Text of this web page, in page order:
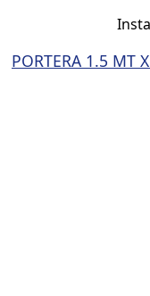
PORTERA 1.5 MT